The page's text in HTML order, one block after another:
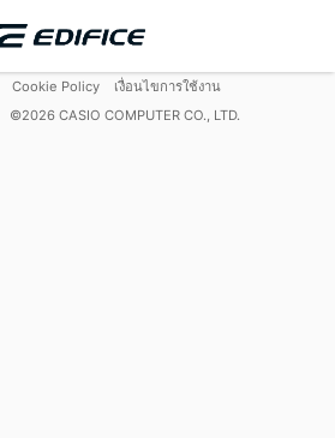
Cookie Policy
เงื่อนไขการใช้งาน
©2026 CASIO COMPUTER CO., LTD.